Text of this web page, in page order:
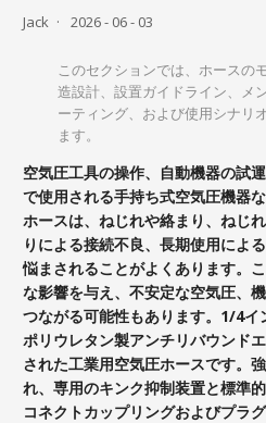
Jack 2026 - 06 - 03
このセクションでは、ホースの
造設計、設置ガイドライン、メ
ーティング、および使用シナリ
ます。
空気圧工具の操作、自動機器の試
で使用される手持ち式空気圧機器
ホースは、ねじれや絡まり、ねじ
りによる接続不良、長期使用によ
悩まされることがよくあります。
な影響を与え、不安定な空気圧、
つながる可能性もあります。1/4
ポリウレタン製アンチリバウンド
された工業用空気圧ホースです。
れ、専用のキンク抑制装置と標準
コネクトカップリングおよびプラ